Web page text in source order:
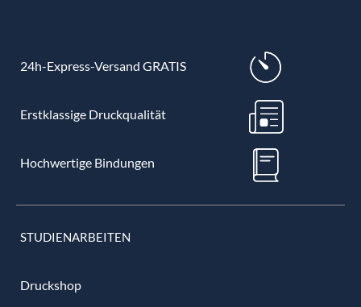
24h-Express-Versand GRATIS
Erstklassige Druckqualität
Hochwertige Bindungen
STUDIENARBEITEN
Druckshop